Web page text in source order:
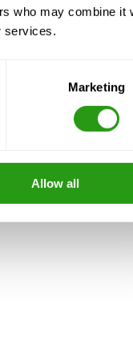
who may combine it
services.
Marketing
Allow all